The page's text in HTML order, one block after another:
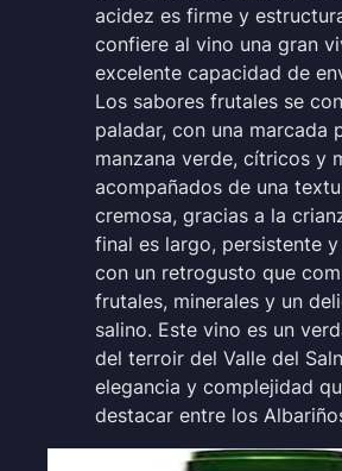
acidez es firme y
confiere al vino una gran
excelente capacidad de
Los sabores frutales se
paladar, con una marcada
manzana verde, cítricos y
acompañados de una
cremosa, gracias a la
final es largo, persistente
con un retrogusto que
frutales, minerales y un
salino. Este vino es un
del terroir del Valle del
elegancia y complejidad
destacar entre los